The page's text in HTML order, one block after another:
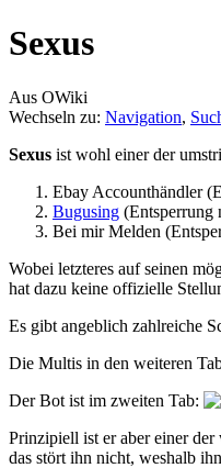
Sexus
Aus OWiki
Wechseln zu: Navigation,
Sexus ist wohl einer der
Ebay Accounthändler
Bugusing (Entsperrung
Bei mir Melden
Wobei letzteres auf seinen
hat dazu keine offizielle
Es gibt angeblich zahlreiche
Die Multis in den weiteren
Der Bot ist im zweiten Tab:
Prinzipiell ist er aber einer der
das stört ihn nicht, weshalb